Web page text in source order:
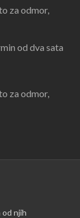
za odmor,
od dva sata
za odmor,
njih